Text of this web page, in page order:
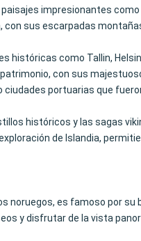
impresionantes
con sus escarpadas
como Tallin,
con sus
portuarias que
históricos y las sagas
de Islandia,
noruegos, es famoso por
y disfrutar de la vista